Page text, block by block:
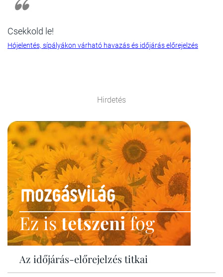
Csekkold le!
Hójelentés, sípályákon várható havazás és időjárás előrejelzés
Hirdetés
Ez istetszenifog
Az időjárás-előrejelzés titkai